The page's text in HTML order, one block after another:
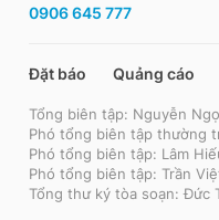
0906 645 777
Đặt báo Quảng cáo
Tổng biên tập: Nguyễn
Phó tổng biên tập thường
Phó tổng biên tập: Lâm
Phó tổng biên tập: Trần
Tổng thư ký tòa soạn: Đức